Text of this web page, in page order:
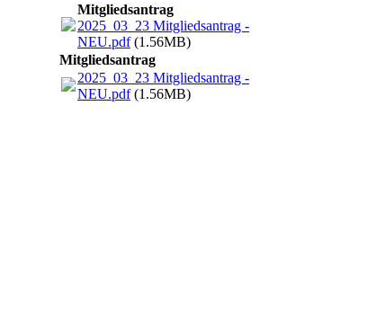
Mitgliedsantrag
2025_03_23 Mitgliedsantrag -
NEU.pdf(1.56MB)
Mitgliedsantrag
2025_03_23 Mitgliedsantrag -
NEU.pdf(1.56MB)